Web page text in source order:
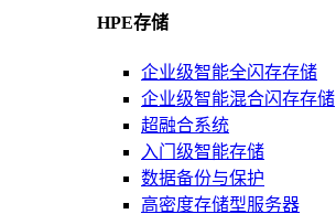
HPE存储
企业级智能全闪存存储
企业级智能混合闪存存储
超融合系统
入门级智能存储
数据备份与保护
高密度存储型服务器